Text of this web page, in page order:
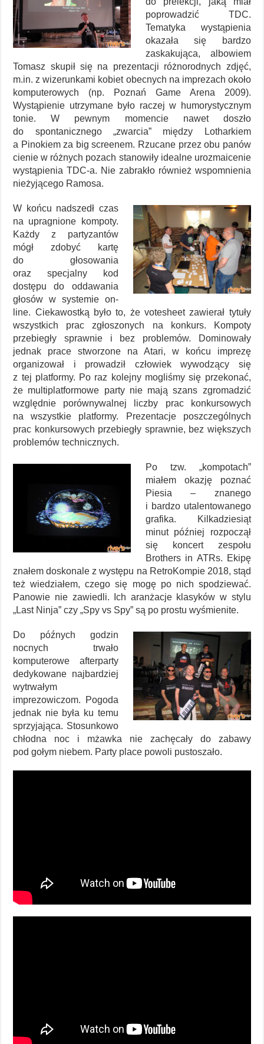
poprowadzić TDC.
Tematyka wystąpienia
okazała się bardzo
zaskakująca, albowiem
Tomasz skupił się na prezentacji różnorodnych zdjęć,
m.in. z wizerunkami kobiet obecnych na imprezach około
komputerowych (np. Poznań Game Arena 2009).
Wystąpienie utrzymane było raczej w humorystycznym
tonie. W pewnym momencie nawet doszło
do spontanicznego „zwarcia” między Lotharkiem
a Pinokiem za big screenem. Rzucane przez obu panów
cienie w różnych pozach stanowiły idealne urozmaicenie
wystąpienia TDC-a. Nie zabrakło również wspomnienia
nieżyjącego Ramosa.
W końcu nadszedł czas
na upragnione kompoty.
Każdy z partyzantów
mógł zdobyć kartę
do głosowania
oraz specjalny kod
dostępu do oddawania
głosów w systemie on-
line. Ciekawostką było to, że votesheet zawierał tytuły
wszystkich prac zgłoszonych na konkurs. Kompoty
przebiegły sprawnie i bez problemów. Dominowały
jednak prace stworzone na Atari, w końcu imprezę
organizował i prowadził człowiek wywodzący się
z tej platformy. Po raz kolejny mogliśmy się przekonać,
że multiplatformowe party nie mają szans zgromadzić
względnie porównywalnej liczby prac konkursowych
na wszystkie platformy. Prezentacje poszczególnych
prac konkursowych przebiegły sprawnie, bez większych
problemów technicznych.
Po tzw. „kompotach”
miałem okazję poznać
Piesia – znanego
i bardzo utalentowanego
grafika. Kilkadziesiąt
minut później rozpoczął
się koncert zespołu
Brothers in ATRs. Ekipę
znałem doskonale z występu na RetroKompie 2018, stąd
też wiedziałem, czego się mogę po nich spodziewać.
Panowie nie zawiedli. Ich aranżacje klasyków w stylu
„Last Ninja” czy „Spy vs Spy” są po prostu wyśmienite.
Do późnych godzin
nocnych trwało
komputerowe afterparty
dedykowane najbardziej
wytrwałym
imprezowiczom. Pogoda
jednak nie była ku temu
sprzyjająca. Stosunkowo
chłodna noc i mżawka nie zachęcały do zabawy
pod gołym niebem. Party place powoli pustoszało.